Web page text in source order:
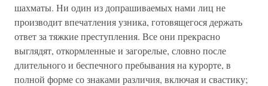
шахматы. Ни один из допрашиваемых нами лиц не
производит впечатления узника, готовящегося держать
ответ за тяжкие преступления. Все они прекрасно
выглядят, откормленные и загорелые, словно после
длительного и беспечного пребывания на курорте, в
полной форме со знаками различия, включая и свастику;